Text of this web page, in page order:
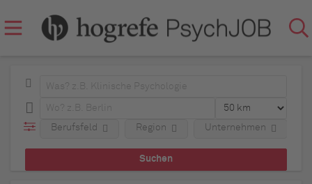
Berufsfeld Region Unternehmen